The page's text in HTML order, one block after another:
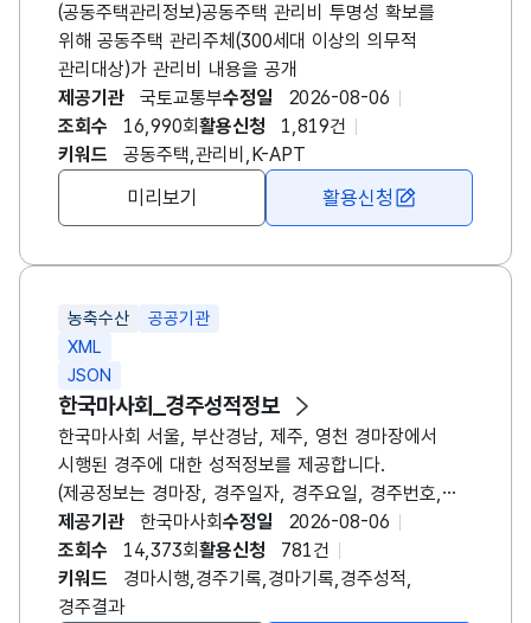
(공동주택관리정보)공동주택 관리비 투명성 확보를
위해 공동주택 관리주체(300세대 이상의 의무적
관리대상)가 관리비 내용을 공개
제공기관
국토교통부수정일
2026-08-06
조회수
16,990회 활용신청
1,819건
키워드
공동주택,관리비,K-APT
미리보기 활용신청
농축수산
공공기관
XML
JSON
한국마사회_경주성적정보
한국마사회 서울, 부산경남, 제주, 영천 경마장에서
시행된 경주에 대한 성적정보를 제공합니다.
(제공정보는 경마장, 경주일자, 경주요일, 경주번호,
경주일수, 경주거리, 등급조건, 부담구분, 경주조건,
연령조건, 날씨, 주로, 경주명, 1착상금, 2착상금,
3착상금, 4착상금, 5착상금, 부가상금1, 부가상금2,
부가상금3, 순위, 순위비고, 출주번호, 마명, 마번,
제공기관 한국마사회 수정일
2026-08-06
조회수
14,373회 활용신청
781건
키워드
경마시행,경주기록,경마기록,경주성적,
경주결과